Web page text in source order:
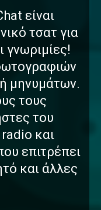
είναι
τσατ για
γνωριμίες!
μηνυμάτων.
τους
του
radio και
επιτρέπει
και άλλες